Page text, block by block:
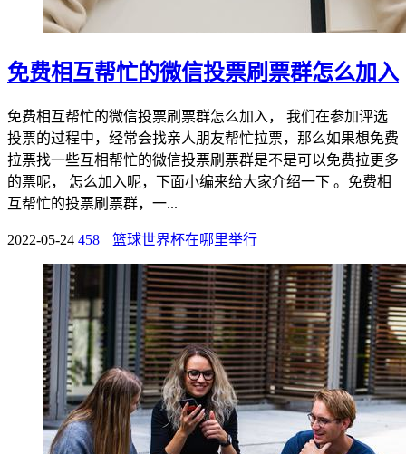
免费相互帮忙的微信投票刷票群怎么加入
免费相互帮忙的微信投票刷票群怎么加入， 我们在参加评选
投票的过程中，经常会找亲人朋友帮忙拉票，那么如果想免费
拉票找一些互相帮忙的微信投票刷票群是不是可以免费拉更多
的票呢， 怎么加入呢，下面小编来给大家介绍一下 。免费相
互帮忙的投票刷票群，一...
2022-05-24 458 篮球世界杯在哪里举行